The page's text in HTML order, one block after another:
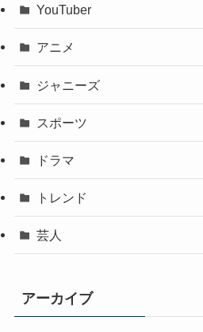
YouTuber
アニメ
ジャニーズ
スポーツ
ドラマ
トレンド
芸人
アーカイブ